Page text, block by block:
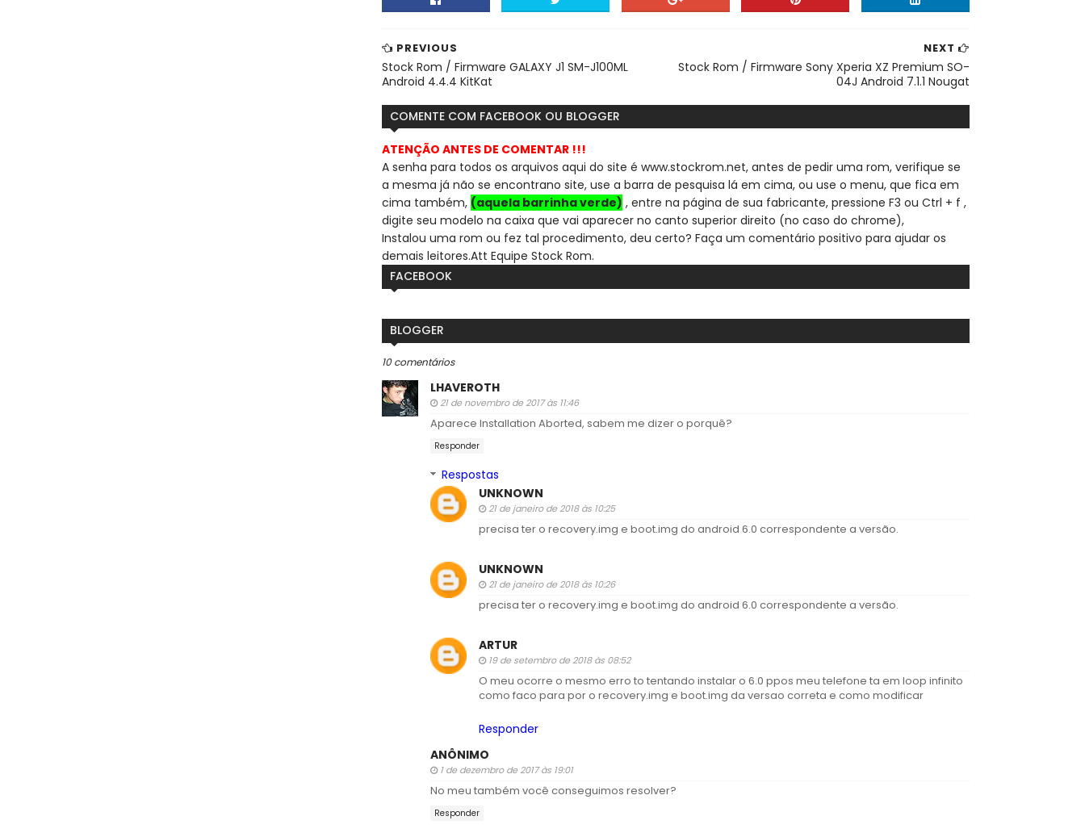
NEXT
Stock Rom / Firmware Sony Xperia XZ Premium SO-
04J Android 7.1.1 Nougat
PREVIOUS
Stock Rom / Firmware GALAXY J1 SM-J100ML
Android 4.4.4 KitKat
COMENTE COM FACEBOOK OU BLOGGER
ATENÇÃO ANTES DE COMENTAR !!!
A senha para todos os arquivos aqui do site é www.stockrom.net, antes de pedir uma rom, verifique se
a mesma já não se encontrano site, use a barra de pesquisa lá em cima, ou use o menu, que fica em
cima também, (aquela barrinha verde) , entre na página de sua fabricante, pressione F3 ou Ctrl + f ,
digite seu modelo na caixa que vai aparecer no canto superior direito (no caso do chrome),
Instalou uma rom ou fez tal procedimento, deu certo? Faça um comentário positivo para ajudar os
demais leitores.Att Equipe Stock Rom.
FACEBOOK
BLOGGER
10 comentários
LHAVEROTH
21 de novembro de 2017 às 11:46
Aparece Installation Aborted, sabem me dizer o porquê?
Responder
Respostas
UNKNOWN
21 de janeiro de 2018 às 10:25
precisa ter o recovery.img e boot.img do android 6.0 correspondente a versão.
UNKNOWN
21 de janeiro de 2018 às 10:26
precisa ter o recovery.img e boot.img do android 6.0 correspondente a versão.
ARTUR
19 de setembro de 2018 às 08:52
O meu ocorre o mesmo erro to tentando instalar o 6.0 ppos meu telefone ta em loop infinito
como faco para por o recovery.img e boot.img da versao correta e como modificar
Responder
ANÔNIMO
1 de dezembro de 2017 às 19:01
No meu também você conseguimos resolver?
Responder